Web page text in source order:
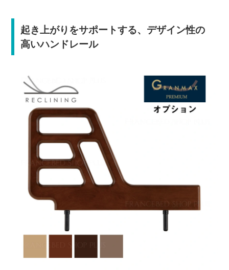
起き上がりをサポートする、デザイン性の
高いハンドレール